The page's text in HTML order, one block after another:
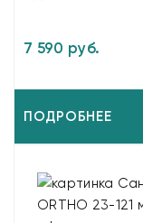
7 590 руб.
ПОДРОБНЕЕ